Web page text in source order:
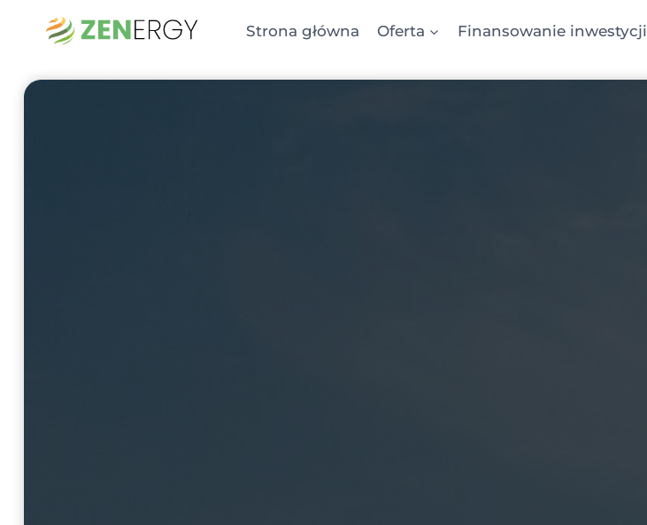
Strona główna Oferta Finansowanie inwestycji